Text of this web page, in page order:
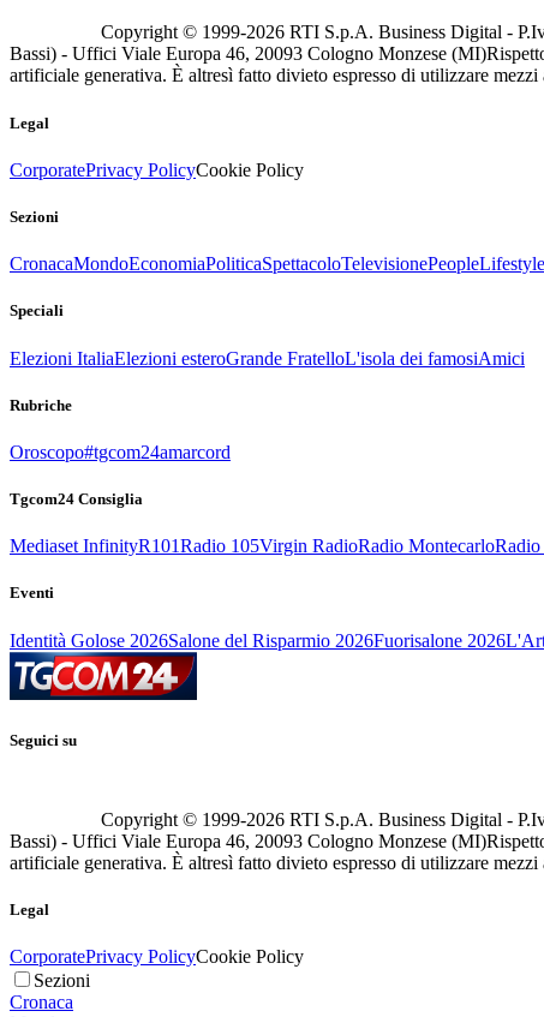
Copyright © 1999-2026 RTI S.p.A. Business Digital -
Bassi) - Uffici Viale Europa 46, 20093 Cologno Monzese (MI)
artificiale generativa. È altresì fatto divieto espresso di utilizzare
Legal
CorporatePrivacy PolicyCookie Policy
Sezioni
CronacaMondoEconomiaPoliticaSpettacoloTelevisionePeopleLifestyle
Speciali
Elezioni ItaliaElezioni esteroGrande FratelloL'isola dei famosiAmici
Rubriche
Oroscopo#tgcom24amarcord
Tgcom24 Consiglia
Mediaset InfinityR101Radio 105Virgin RadioRadio MontecarloRadio
Eventi
Identità Golose 2026Salone del Risparmio 2026Fuorisalone 2026
Seguici su
Copyright © 1999-2026 RTI S.p.A. Business Digital -
Bassi) - Uffici Viale Europa 46, 20093 Cologno Monzese (MI)
artificiale generativa. È altresì fatto divieto espresso di utilizzare
Legal
CorporatePrivacy PolicyCookie Policy
Sezioni
Cronaca